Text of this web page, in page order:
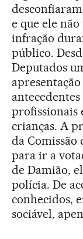
e que ele
infração
público.
Deputados
profissionais
crianças. A
da Comissão
para ir a
de Damião,
polícia. De
conhecidos,
sociável,